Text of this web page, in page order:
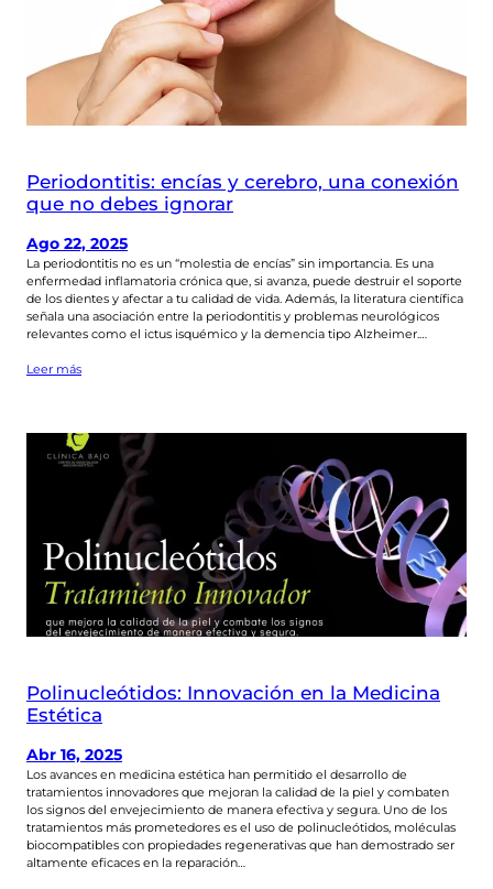
Periodontitis: encías y cerebro, una conexión
que no debes ignorar
Ago 22, 2025
La periodontitis no es un “molestia de encías” sin importancia. Es una
enfermedad inflamatoria crónica que, si avanza, puede destruir el soporte
de los dientes y afectar a tu calidad de vida. Además, la literatura científica
señala una asociación entre la periodontitis y problemas neurológicos
relevantes como el ictus isquémico y la demencia tipo Alzheimer.…
Leer más
Polinucleótidos: Innovación en la Medicina
Estética
Abr 16, 2025
Los avances en medicina estética han permitido el desarrollo de
tratamientos innovadores que mejoran la calidad de la piel y combaten
los signos del envejecimiento de manera efectiva y segura. Uno de los
tratamientos más prometedores es el uso de polinucleótidos, moléculas
biocompatibles con propiedades regenerativas que han demostrado ser
altamente eficaces en la reparación…